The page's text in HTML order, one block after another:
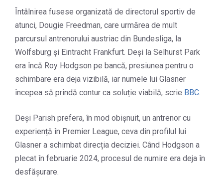
Întâlnirea fusese organizată de directorul sportiv de
atunci, Dougie Freedman, care urmărea de mult
parcursul antrenorului austriac din Bundesliga, la
Wolfsburg și Eintracht Frankfurt. Deși la Selhurst Park
era încă Roy Hodgson pe bancă, presiunea pentru o
schimbare era deja vizibilă, iar numele lui Glasner
începea să prindă contur ca soluție viabilă, scrie BBC.
Deși Parish prefera, în mod obișnuit, un antrenor cu
experiență în Premier League, ceva din profilul lui
Glasner a schimbat direcția deciziei. Când Hodgson a
plecat în februarie 2024, procesul de numire era deja în
desfășurare.